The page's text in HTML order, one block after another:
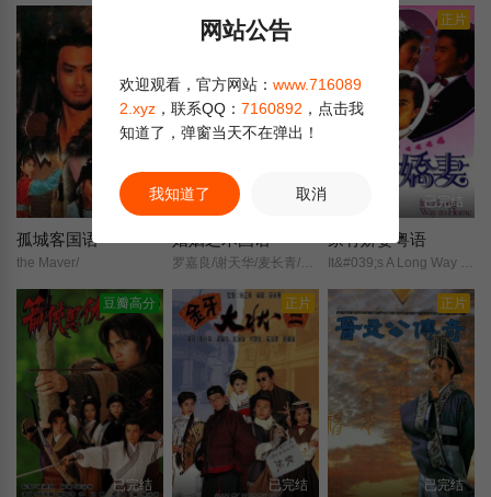
已完结
孤城客国语
the Maver/
正片
已完结
婚姻乏术国语
罗嘉良/谢天华/麦长青/苏玉华/胡杏儿/苑琼丹/袁彩云/黄德斌/于洋/周骢/
正片
已完结
家有娇妻粤语
It&#039;s A Long Way Home/
豆瓣高分
已完结
正片
已完结
正片
已完结
网站公告
欢迎观看，官方网站： www.716089
2.xyz ，联系QQ： 7160892 ，点击我
知道了，弹窗当天不在弹出！
我知道了 取消